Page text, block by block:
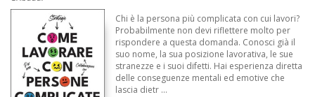
Chi è la persona più complicata con cui lavori?
Probabilmente non devi riflettere molto per
rispondere a questa domanda. Conosci già il
suo nome, la sua posizione lavorativa, le sue
stranezze e i suoi difetti. Hai esperienza diretta
delle conseguenze mentali ed emotive che
lascia dietr ...